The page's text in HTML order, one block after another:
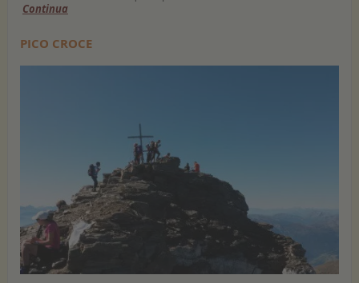
Continua
PICO CROCE